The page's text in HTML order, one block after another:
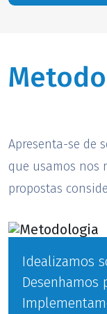
Apresenta-se de
que usamos nos
propostas
Idealizamos
Desenhamos